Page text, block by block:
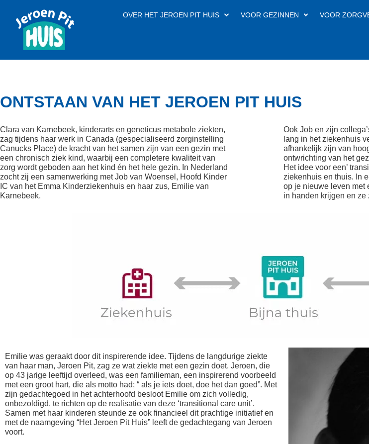
OVER HET JEROEN PIT HUIS VOOR GEZINNEN VOOR
ONTSTAAN VAN HET JEROEN PIT HUIS
Clara van Karnebeek, kinderarts en geneticus metabole ziekten,
zag tijdens haar werk in Canada (gespecialiseerd zorginstelling
Canucks Place) de kracht van het samen zijn van een gezin met
een chronisch ziek kind, waarbij een completere kwaliteit van
zorg wordt geboden aan het kind én het hele gezin. In Nederland
zocht zij een samenwerking met Job van Woensel, Hoofd Kinder
IC van het Emma Kinderziekenhuis en haar zus, Emilie van
Karnebeek.
Ook Job en zijn
lang in het ziekenhuis
afhankelijk zijn van
ontwrichting van het
Het idee voor een’
ziekenhuis en thuis. In
op je nieuwe leven met
in handen krijgen en
Emilie was geraakt door dit inspirerende idee. Tijdens de langdurige ziekte
van haar man, Jeroen Pit, zag ze wat ziekte met een gezin doet. Jeroen, die
op 43 jarige leeftijd overleed, was een familieman, een inspirerend voorbeeld
met een groot hart, die als motto had; “ als je iets doet, doe het dan goed”. Met
zijn gedachtegoed in het achterhoofd besloot Emilie om zich volledig,
onbezoldigd, te richten op de realisatie van deze ‘transitional care unit’.
Samen met haar kinderen steunde ze ook financieel dit prachtige initiatief en
met de naamgeving “Het Jeroen Pit Huis” leeft de gedachtegang van Jeroen
voort.